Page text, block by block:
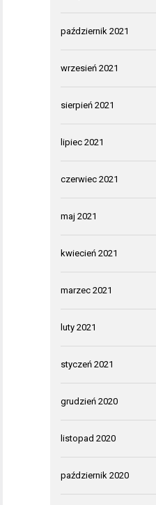
październik 2021
wrzesień 2021
sierpień 2021
lipiec 2021
czerwiec 2021
maj 2021
kwiecień 2021
marzec 2021
luty 2021
styczeń 2021
grudzień 2020
listopad 2020
październik 2020